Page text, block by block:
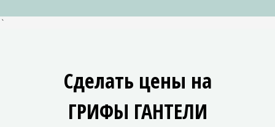
`
Сделать цены на
ГРИФЫ ГАНТЕЛИ